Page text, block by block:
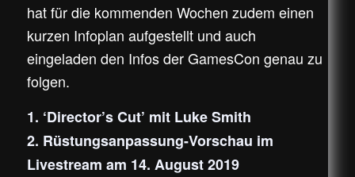
hat für die kommenden Wochen zudem einen
kurzen Infoplan aufgestellt und auch
eingeladen den Infos der GamesCon genau zu
folgen.
1. ‘Director’s Cut’ mit Luke Smith
2. Rüstungsanpassung-Vorschau im
Livestream am 14. August 2019